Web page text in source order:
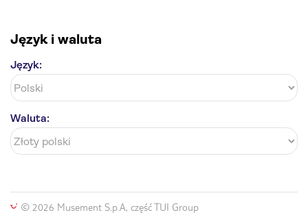
Język i waluta
Język:
Waluta:
© 2026 Musement S.p.A, część TUI Group